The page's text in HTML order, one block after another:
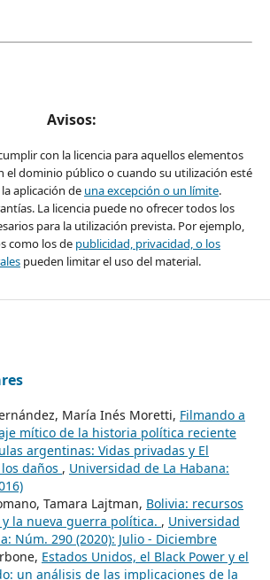
Avisos:
con la licencia para aquellos elementos
el dominio público o cuando su utilización esté
aplicación de una excepción o un límite.
La licencia puede no ofrecer todos los
para la utilización prevista. Por ejemplo,
como los de publicidad, privacidad, o los
pueden limitar el uso del material.
María Inés Moretti, Filmando a
mítico de la historia política reciente
argentinas: Vidas privadas y El
daños , Universidad de La Habana:
Tamara Lajtman, Bolivia: recursos
la nueva guerra política. , Universidad
Núm. 290 (2020): Julio - Diciembre
Estados Unidos, el Black Power y el
un análisis de las implicaciones de la